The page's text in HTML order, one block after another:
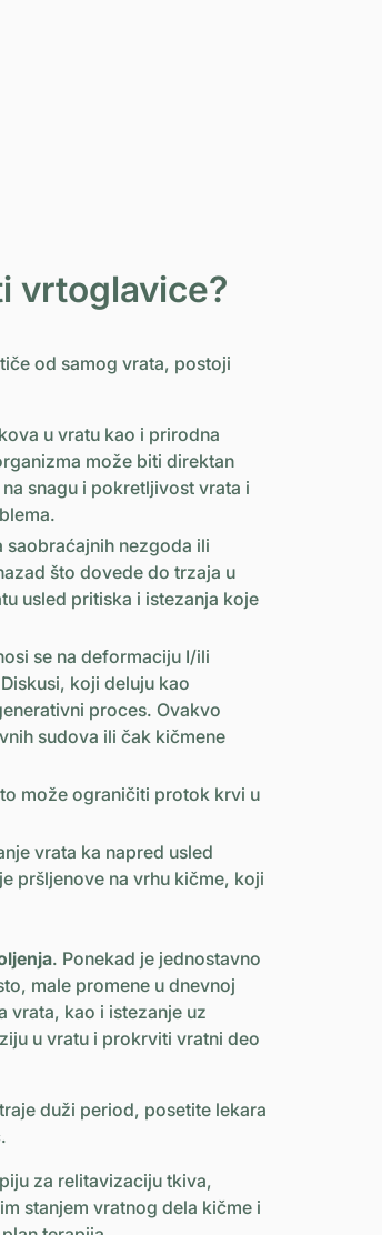
vrtoglavice?
od samog vrata, postoji
u vratu kao i prirodna
može biti direktan
snagu i pokretljivost vrata i
saobraćajnih nezgoda ili
što dovede do trzaja u
usled pritiska i istezanja koje
se na deformaciju I/ili
koji deluju kao
proces. Ovakvo
sudova ili čak kičmene
može ograničiti protok krvi u
vrata ka napred usled
pršljenove na vrhu kičme, koji
. Ponekad je jednostavno
male promene u dnevnoj
vrata, kao i istezanje uz
u vratu i prokrviti vratni deo
duži period, posetite lekara
za relitavizaciju tkiva,
stanjem vratnog dela kičme i